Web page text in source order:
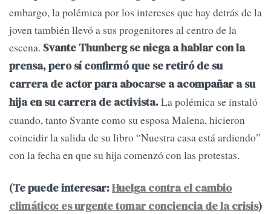
embargo, la polémica por los intereses que hay detrás de la
joven también llevó a sus progenitores al centro de la
escena. Svante Thunberg se niega a hablar con la
prensa, pero sí confirmó que se retiró de su
carrera de actor para abocarse a acompañar a su
hija en su carrera de activista.La polémica se instaló
cuando, tanto Svante como su esposa Malena, hicieron
coincidir la salida de su libro “Nuestra casa está ardiendo”
con la fecha en que su hija comenzó con las protestas.
(Te puede interesar:Huelga contra el cambio
climático: es urgente tomar conciencia de la crisis)